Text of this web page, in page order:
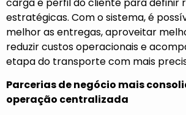
estratégicas. Com o sistema, é
melhor as entregas, aproveitar
reduzir custos operacionais e
etapa do transporte com mais
Parcerias de negócio mais
operação centralizada